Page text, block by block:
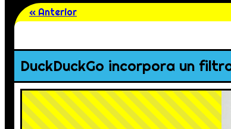
« Anterior
DuckDuckGo incorpora un